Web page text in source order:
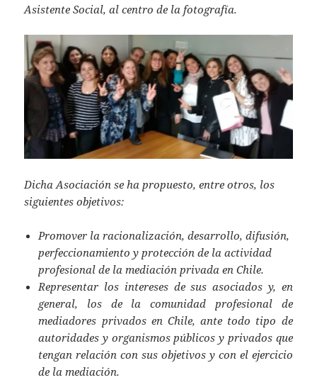
Asistente Social, al centro de la fotografía.
Dicha Asociación se ha propuesto, entre otros, los
siguientes objetivos:
Promover la racionalización, desarrollo, difusión,
perfeccionamiento y protección de la actividad
profesional de la mediación privada en Chile.
Representar los intereses de sus asociados y, en
general, los de la comunidad profesional de
mediadores privados en Chile, ante todo tipo de
autoridades y organismos públicos y privados que
tengan relación con sus objetivos y con el ejercicio
de la mediación.